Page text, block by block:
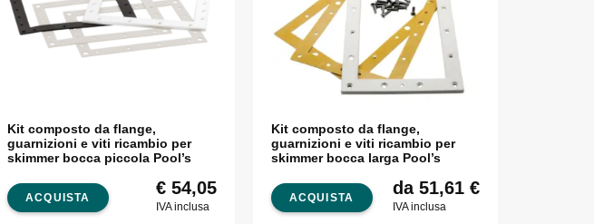
Kit composto da flange,
guarnizioni e viti ricambio per
skimmer bocca piccola Pool’s
ACQUISTA €54,05
IVA inclusa
Kit composto da flange,
guarnizioni e viti ricambio per
skimmer bocca larga Pool’s
ACQUISTA da 51,61€
IVA inclusa